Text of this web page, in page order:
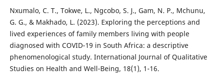
Nxumalo, C. T., Tokwe, L., Ngcobo, S. J., Gam, N. P., Mchunu,
G. G., & Makhado, L. (2023). Exploring the perceptions and
lived experiences of family members living with people
diagnosed with COVID-19 in South Africa: a descriptive
phenomenological study. International Journal of Qualitative
Studies on Health and Well-Being, 18(1), 1-16.